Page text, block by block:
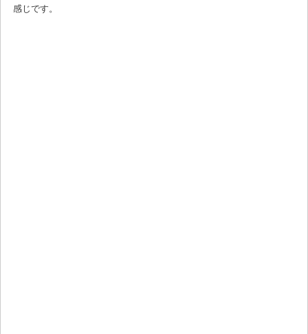
感じです。